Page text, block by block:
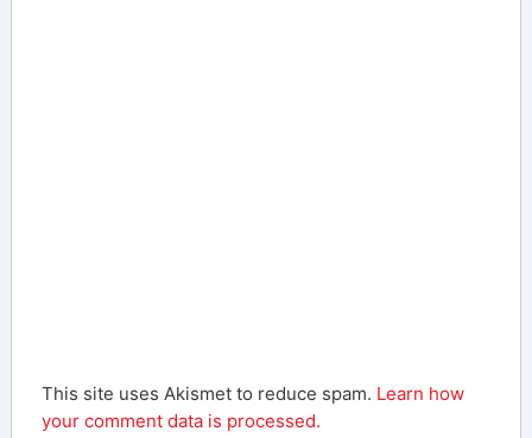
This site uses Akismet to reduce spam. Learn how
your comment data is processed.